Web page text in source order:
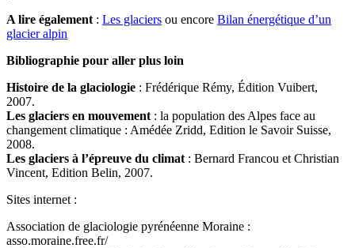
A lire également : Les glaciers ou encore Bilan énergétique d’un
glacier alpin
Bibliographie pour aller plus loin
Histoire de la glaciologie : Frédérique Rémy, Édition Vuibert,
2007.
Les glaciers en mouvement : la population des Alpes face au
changement climatique : Amédée Zridd, Edition le Savoir Suisse,
2008.
Les glaciers à l’épreuve du climat : Bernard Francou et Christian
Vincent, Edition Belin, 2007.
Sites internet :
Association de glaciologie pyrénéenne Moraine :
asso.moraine.free.fr/